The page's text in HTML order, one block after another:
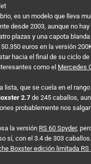
es un modelo que lleva
desde 2003, aunque no
plazas y una capota
euros en la versión
hacia el final de su ciclo
como el Mercedes
lista, que se cuela en el
2.7de 245 caballos,
probablemente nos
la versión RS 60 Spyder,
sí, con el 3.4 de 303 caballos.
Boxster edición limitada RS